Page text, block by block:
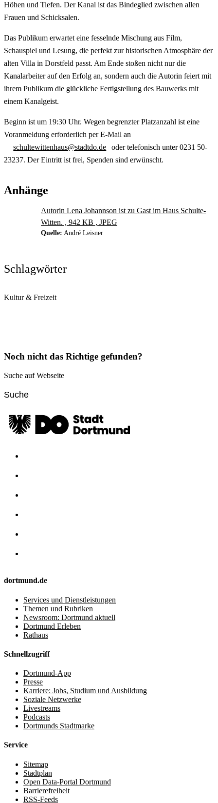
Höhen und Tiefen. Der Kanal ist das Bindeglied zwischen allen
Frauen und Schicksalen.
Das Publikum erwartet eine fesselnde Mischung aus Film,
Schauspiel und Lesung, die perfekt zur historischen Atmosphäre der
alten Villa in Dorstfeld passt. Am Ende stoßen nicht nur die
Kanalarbeiter auf den Erfolg an, sondern auch die Autorin feiert mit
ihrem Publikum die glückliche Fertigstellung des Bauwerks mit
einem Kanalgeist.
Beginn ist um 19:30 Uhr. Wegen begrenzter Platzanzahl ist eine
Voranmeldung erforderlich per E-Mail an
schultewittenhaus@stadtdo.de
oder telefonisch unter 0231 50-
23237. Der Eintritt ist frei, Spenden sind erwünscht.
Anhänge
Autorin Lena Johannson ist zu Gast im Haus Schulte-
Witten. , 942 KB , JPEG
Quelle: André Leisner
Schlagwörter
Kultur & Freizeit
Noch nicht das Richtige gefunden?
Suche auf Webseite
dortmund.de
Services und Dienstleistungen
Themen und Rubriken
Newsroom: Dortmund aktuell
Dortmund Erleben
Rathaus
Schnellzugriff
Dortmund-App
Presse
Karriere: Jobs, Studium und Ausbildung
Soziale Netzwerke
Livestreams
Podcasts
Dortmunds Stadtmarke
Service
Sitemap
Stadtplan
Open Data-Portal Dortmund
Barrierefreiheit
RSS-Feeds